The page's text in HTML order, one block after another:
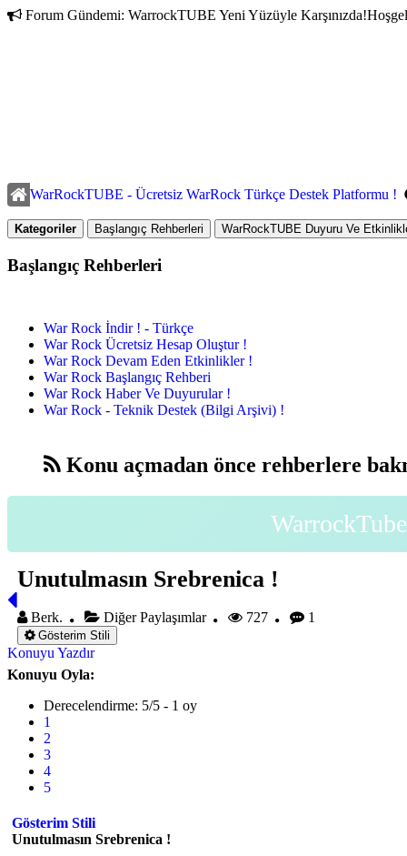
Forum Gündemi: WarrockTUBE Yeni Yüzüyle Karşınızda!
WarRockTUBE - Ücretsiz WarRock Türkçe Destek Platformu !
Kategoriler Başlangıç Rehberleri WarRockTUBE Duyuru Ve
Başlangıç Rehberleri
War Rock İndir ! - Türkçe
War Rock Ücretsiz Hesap Oluştur !
War Rock Devam Eden Etkinlikler !
War Rock Başlangıç Rehberi
War Rock Haber Ve Duyurular !
War Rock - Teknik Destek (Bilgi Arşivi) !
Konu açmadan önce rehberlere
Unutulmasın Srebrenica !
Berk. Diğer Paylaşımlar 727 1
Gösterim Stili
Konuyu Yazdır
Konuyu Oyla:
Derecelendirme: 5/5 - 1 oy
1
2
3
4
5
Gösterim Stili
Unutulmasın Srebrenica !